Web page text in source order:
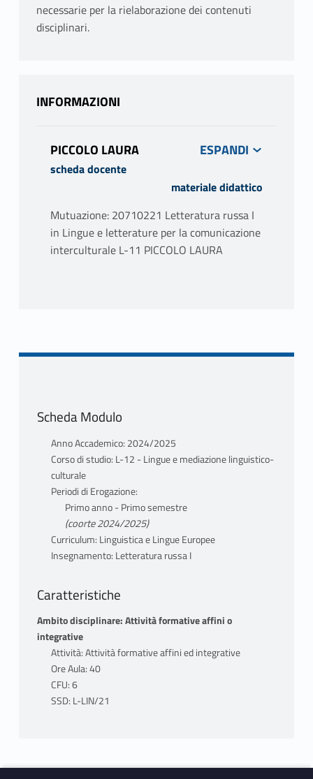
necessarie per la rielaborazione dei contenuti
disciplinari.
INFORMAZIONI
PICCOLO LAURA
scheda docente
materiale didattico
Mutuazione: 20710221 Letteratura russa I
in Lingue e letterature per la comunicazione
interculturale L-11 PICCOLO LAURA
Parte istituzionale. Testi di riferimento (Il
dei materiali nel corso nelle prime lezioni)
E. Lo Gatto, Storia della letteratura russa,
Firenze, Sansoni (dalle origini fino al ‘600)
Storia della civiltà letteraria russa, a cura di
M. Colucci e R. Picchio, Torino, UTET, 1997, v.
I. (pagine dedicate a Puškin e Lermontov)
Roma, Carocci, 2010 (dal ‘600 all’epoca di
(non acquistare nessun testo prima
dell'inizio del corso: saranno date indicazioni
a riguardo)
Letture
N.V. Gogol’ I racconti di Pietroburgo
Scheda Modulo
Anno Accademico: 2024/2025
Corso di studio: L-12 - Lingue e mediazione linguistico-
culturale
Periodi di Erogazione:
Primo anno - Primo semestre
(coorte 2024/2025)
Curriculum: Linguistica e Lingue Europee
Insegnamento: Letteratura russa I
Caratteristiche
Ambito disciplinare: Attività formative affini o
integrative
Attività: Attività formative affini ed integrative
Ore Aula: 40
CFU: 6
SSD: L-LIN/21